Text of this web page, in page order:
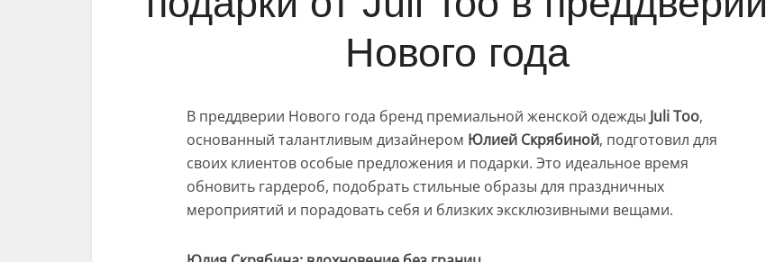
Нового года
В преддверии Нового года бренд премиальной женской одежды Juli Too,
основанный талантливым дизайнером Юлией Скрябиной, подготовил для
своих клиентов особые предложения и подарки. Это идеальное время
обновить гардероб, подобрать стильные образы для праздничных
мероприятий и порадовать себя и близких эксклюзивными вещами.